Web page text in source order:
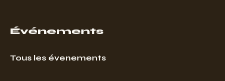
Événements
Tous les évenements